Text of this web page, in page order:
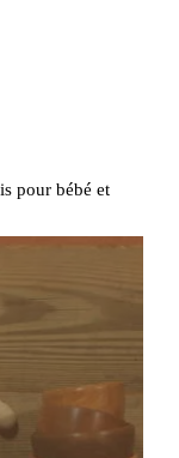
pour bébé et